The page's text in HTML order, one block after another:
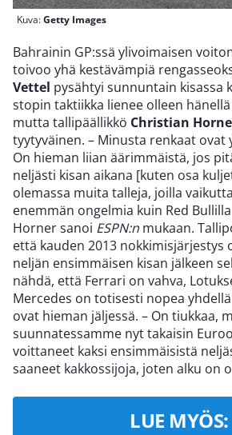
Kuva:Getty Images
Bahrainin GP:ssä ylivoimaisen
toivoo yhä kestävämpiä
Vettel pysähtyi sunnuntain kisassa
stopin taktiikka lienee olleen
mutta tallipäällikkö Christian
tyytyväinen. – Minusta renkaat ovat
On hieman liian äärimmäistä, jos
neljästi kisan aikana [kuten osa
olemassa muita talleja, joilla
enemmän ongelmia kuin Red
Horner sanoi ESPN:n mukaan.
että kauden 2013 nokkimisjärjestys
neljän ensimmäisen kisan jälkeen
nähdä, että Ferrari on vahva,
Mercedes on totisesti nopea
ovat hieman jäljessä. – On tiukkaa,
suunnatessamme nyt takaisin
voittaneet kaksi ensimmäisistä
saaneet kakkossijoja, joten alku on
LUE MYÖS: